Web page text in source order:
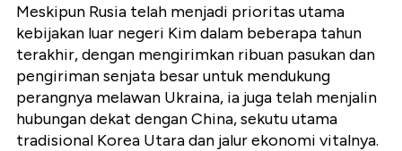
Meskipun Rusia telah menjadi prioritas utama
kebijakan luar negeri Kim dalam beberapa tahun
terakhir, dengan mengirimkan ribuan pasukan dan
pengiriman senjata besar untuk mendukung
perangnya melawan Ukraina, ia juga telah menjalin
hubungan dekat dengan China, sekutu utama
tradisional Korea Utara dan jalur ekonomi vitalnya.